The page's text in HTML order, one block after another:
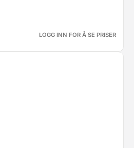
LOGG INN FOR Å SE PRISER